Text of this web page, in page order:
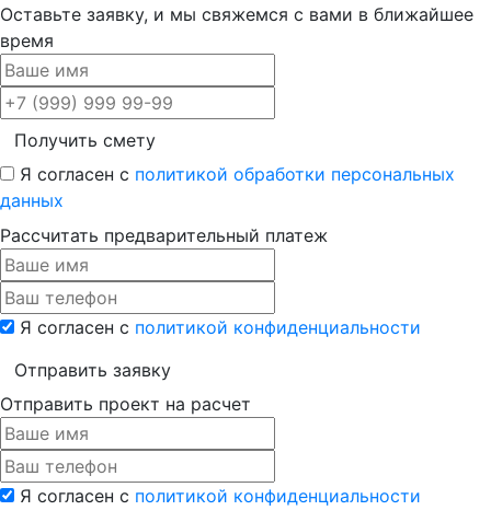
Оставьте заявку, и мы свяжемся с вами в ближайшее
время
Получить смету
Я согласен с политикой обработки персональных
данных
Рассчитать предварительный платеж
Я согласен с политикой конфиденциальности
Отправить заявку
Отправить проект на расчет
Я согласен с политикой конфиденциальности